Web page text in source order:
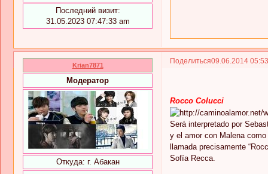
Последний визит:
31.05.2023 07:47:33 am
Поделиться09.06.2014
Krian7871
Модератор
Откуда: г. Абакан
Rocco Colucci
Será interpretado por
y el amor con Malena
llamada precisamente
Sofía Recca.